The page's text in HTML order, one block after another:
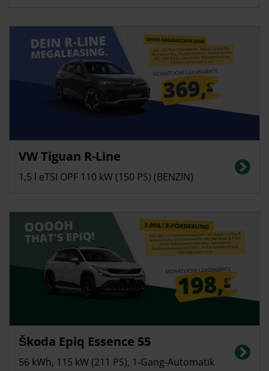
Energieverbrauch in l/100 km (kombiniert): 6,2 | CO2-Emissionen
(kombiniert): 142 g/km | CO2-Klasse: E
VW Tiguan R-Line
1,5 l eTSI OPF 110 kW (150 PS) (BENZIN)
Stromverbrauch in kWh/100 km (kombiniert): 13,7; CO2-Emissionen
(kombiniert): 0 g/km, CO2-Klasse: A, Elektrische Reichweite (kombiniert):
440 km
Škoda Epiq Essence 55
56 kWh, 115 kW (211 PS), 1-Gang-Automatik